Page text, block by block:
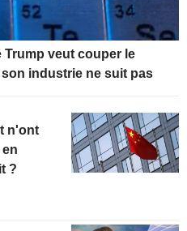
Trump veut couper le
industrie ne suit pas
n'ont
?